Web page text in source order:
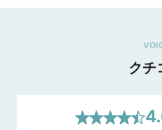
https://wedding.mynavi.jp/
トレセンテよりJCBギフト券
※本人確認のため公的身分証明
クチ